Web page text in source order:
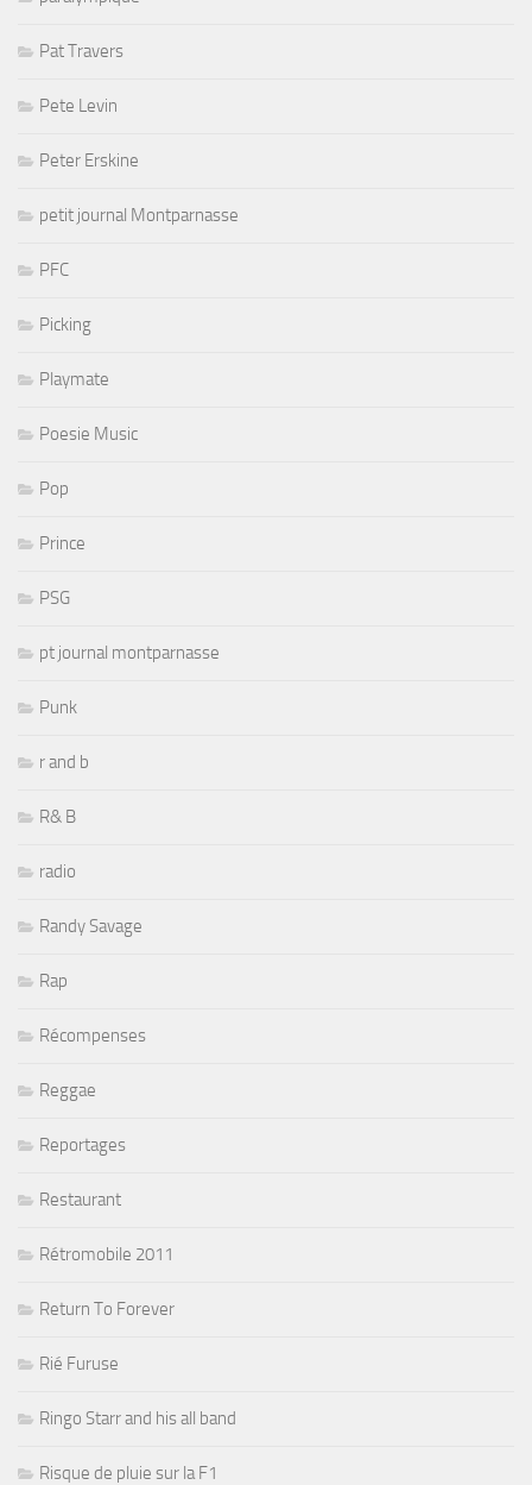
Pat Travers
Pete Levin
Peter Erskine
petit journal Montparnasse
PFC
Picking
Playmate
Poesie Music
Pop
Prince
PSG
pt journal montparnasse
Punk
r and b
R& B
radio
Randy Savage
Rap
Récompenses
Reggae
Reportages
Restaurant
Rétromobile 2011
Return To Forever
Rié Furuse
Ringo Starr and his all band
Risque de pluie sur la F1